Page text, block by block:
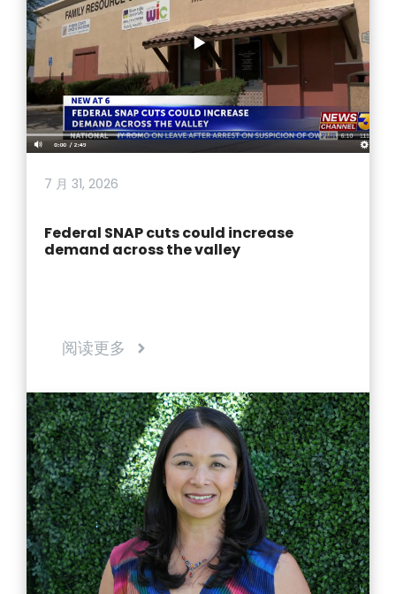
7 月 31, 2026
Federal SNAP cuts could increase
demand across the valley
阅读更多